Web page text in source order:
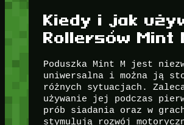
Kiedy i jak
Rollersów Mint
Poduszka Mint M jest
uniwersalna i można ją
różnych sytuacjach.
używanie jej podczas
prób siadania oraz w
stymulują rozwój